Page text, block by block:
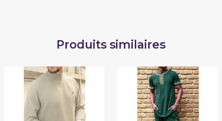
Produits similaires